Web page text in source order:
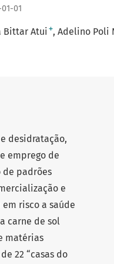
01
Bittar Atui + Adelino Poli
desidratação,
emprego de
de padrões
e
risco a saúde
carne de sol
matérias
22 “casas do